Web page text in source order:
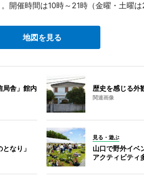
開催時間は10時～21時（金曜・土曜は
地図を見る
局舎」館内 歴史を感じる外
関連画像
なり」
見る・遊ぶ
山口で野外イベ
アクティビティ